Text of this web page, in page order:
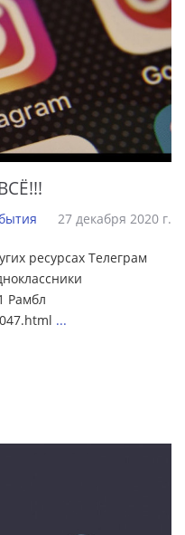
27 декабря 2020 г.
ресурсах Телеграм
Рамбл
...